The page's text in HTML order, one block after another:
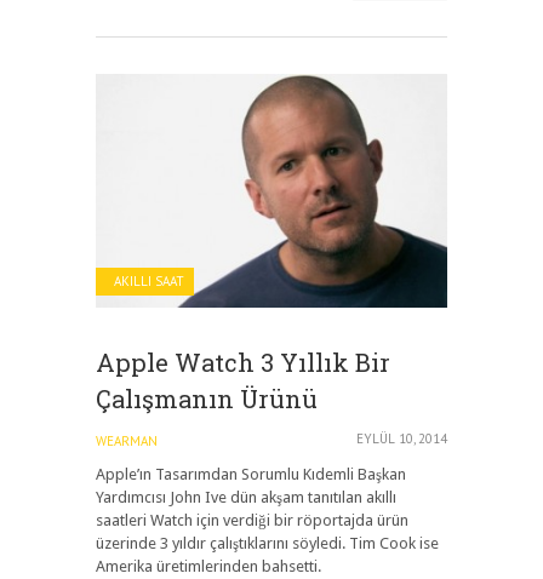
AKILLI SAAT
Apple Watch 3 Yıllık Bir
Çalışmanın Ürünü
WEARMAN EYLÜL 10, 2014
Apple’ın Tasarımdan Sorumlu Kıdemli Başkan
Yardımcısı John Ive dün akşam tanıtılan akıllı
saatleri Watch için verdiği bir röportajda ürün
üzerinde 3 yıldır çalıştıklarını söyledi. Tim Cook ise
Amerika üretimlerinden bahsetti.